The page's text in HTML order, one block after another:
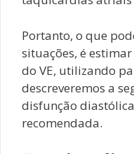
Portanto, o que
situações, é
do VE, utilizando
descreveremos a
disfunção
recomendada.